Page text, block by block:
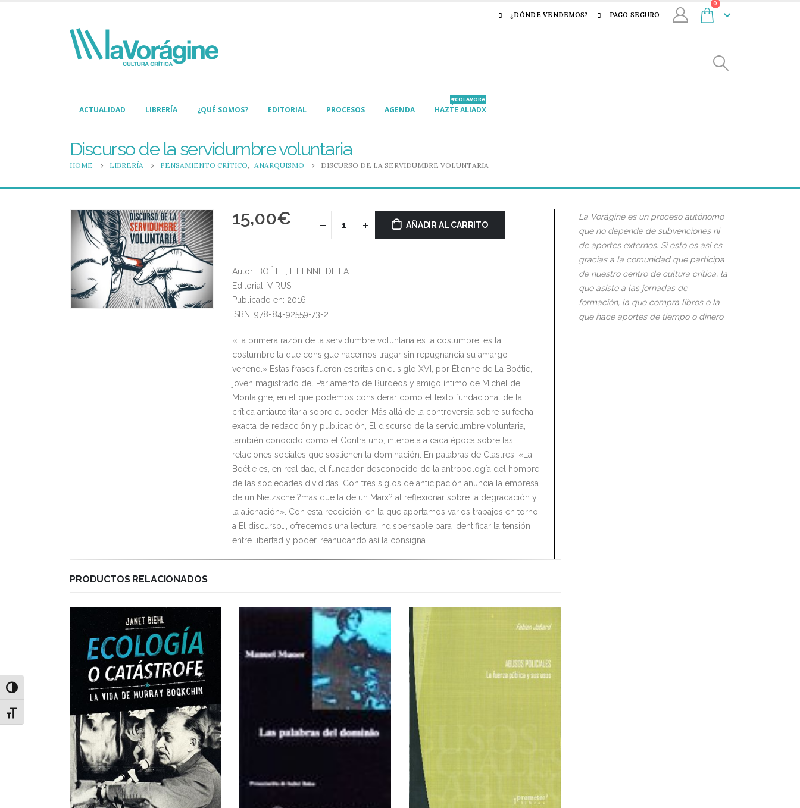
Alternar alto contraste
Alternar tamaño de letra
¿DÓNDE VENDEMOS? PAGO SEGURO
0
ACTUALIDAD LIBRERÍA ¿QUÉ SOMOS? EDITORIAL PROCESOS AGENDA HAZTE ALIADX
#COLAVORA
Discurso de la servidumbre voluntaria
HOME LIBRERÍA PENSAMIENTO CRÍTICO, ANARQUISMO DISCURSO DE LA SERVIDUMBRE VOLUNTARIA
15,00€ AÑADIR AL CARRITO
Autor: BOÉTIE, ETIENNE DE LA
Editorial: VIRUS
Publicado en: 2016
ISBN: 978-84-92559-73-2
«La primera razón de la servidumbre voluntaria es la costumbre; es la
costumbre la que consigue hacernos tragar sin repugnancia su amargo
veneno.» Estas frases fueron escritas en el siglo XVI, por Étienne de La Boétie,
joven magistrado del Parlamento de Burdeos y amigo íntimo de Michel de
Montaigne, en el que podemos considerar como el texto fundacional de la
crítica antiautoritaria sobre el poder. Más allá de la controversia sobre su fecha
exacta de redacción y publicación, El discurso de la servidumbre voluntaria,
también conocido como el Contra uno, interpela a cada época sobre las
relaciones sociales que sostienen la dominación. En palabras de Clastres, «La
Boétie es, en realidad, el fundador desconocido de la antropología del hombre
de las sociedades divididas. Con tres siglos de anticipación anuncia la empresa
de un Nietzsche ?más que la de un Marx? al reflexionar sobre la degradación y
la alienación». Con esta reedición, en la que aportamos varios trabajos en torno
a El discurso…, ofrecemos una lectura indispensable para identificar la tensión
entre libertad y poder, reanudando así la consigna
PRODUCTOS RELACIONADOS
La Vorágine es un proceso autónomo
que no depende de subvenciones ni
de aportes externos. Si esto es así es
gracias a la comunidad que participa
de nuestro centro de cultura crítica, la
que asiste a las jornadas de
formación, la que compra libros o la
que hace aportes de tiempo o dinero.